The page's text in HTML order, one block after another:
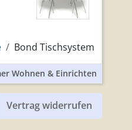
Bond Tischsystem
Wohnen & Einrichten
Vertrag widerrufen